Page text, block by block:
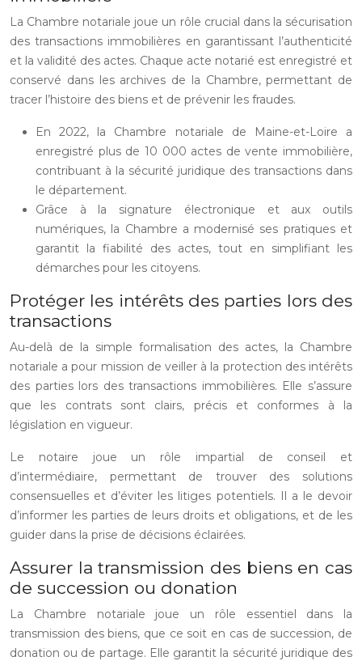
La Chambre notariale joue un rôle crucial dans la sécurisation
des transactions immobilières en garantissant l’authenticité
et la validité des actes. Chaque acte notarié est enregistré et
conservé dans les archives de la Chambre, permettant de
tracer l’histoire des biens et de prévenir les fraudes.
En 2022, la Chambre notariale de Maine-et-Loire a
enregistré plus de 10 000 actes de vente immobilière,
contribuant à la sécurité juridique des transactions dans
le département.
Grâce à la signature électronique et aux outils
numériques, la Chambre a modernisé ses pratiques et
garantit la fiabilité des actes, tout en simplifiant les
démarches pour les citoyens.
Protéger les intérêts des parties lors des
transactions
Au-delà de la simple formalisation des actes, la Chambre
notariale a pour mission de veiller à la protection des intérêts
des parties lors des transactions immobilières. Elle s’assure
que les contrats sont clairs, précis et conformes à la
législation en vigueur.
Le notaire joue un rôle impartial de conseil et
d’intermédiaire, permettant de trouver des solutions
consensuelles et d’éviter les litiges potentiels. Il a le devoir
d’informer les parties de leurs droits et obligations, et de les
guider dans la prise de décisions éclairées.
Assurer la transmission des biens en cas
de succession ou donation
La Chambre notariale joue un rôle essentiel dans la
transmission des biens, que ce soit en cas de succession, de
donation ou de partage. Elle garantit la sécurité juridique des